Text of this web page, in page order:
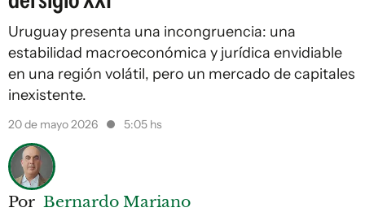
Uruguay presenta una incongruencia: una
estabilidad macroeconómica y jurídica envidiable
en una región volátil, pero un mercado de capitales
inexistente.
20 de mayo 2026 5:05 hs
Por Bernardo Mariano